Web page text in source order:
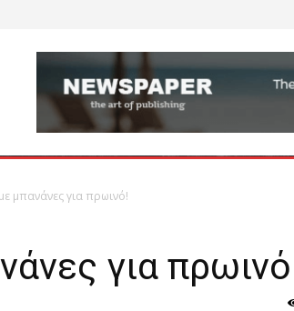
μπανάνες για πρωινό!
για